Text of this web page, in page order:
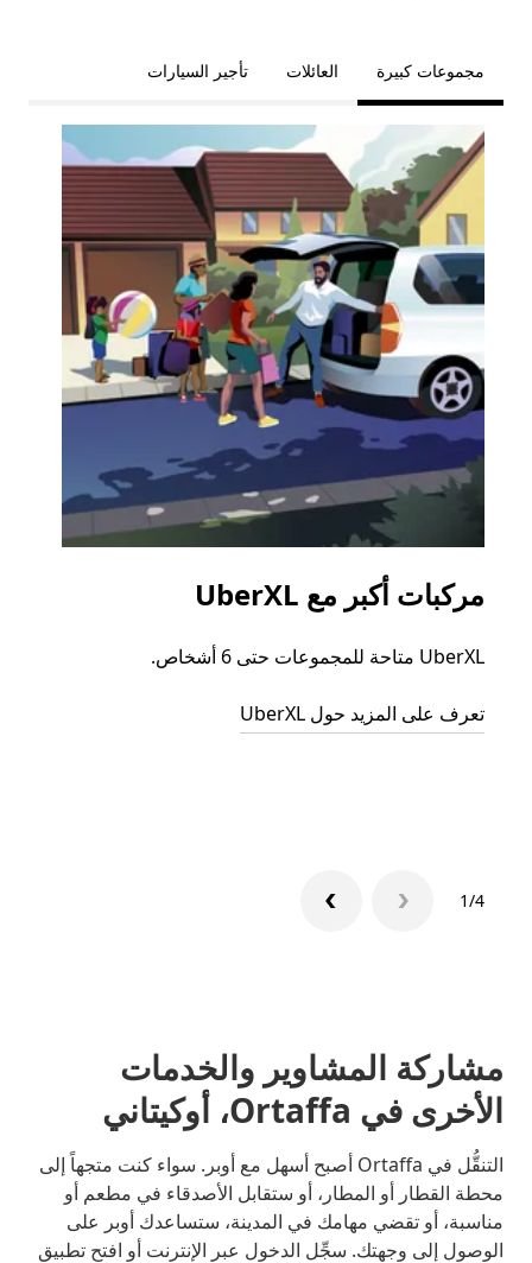
مجموعات كبيرة العائلات تأجير السيارات
مركبات أكبر مع UberXL
UberXL متاحة للمجموعات حتى 6 أشخاص.
تعرف على المزيد حول UberXL
1/4
مشاركة المشاوير والخدمات
الأخرى في Ortaffa، أوكيتاني
التنقُّل في Ortaffa أصبح أسهل مع أوبر. سواء كنت متجهاً إلى
محطة القطار أو المطار، أو ستقابل الأصدقاء في مطعم أو
مناسبة، أو تقضي مهامك في المدينة، ستساعدك أوبر على
الوصول إلى وجهتك. سجِّل الدخول عبر الإنترنت أو افتح تطبيق